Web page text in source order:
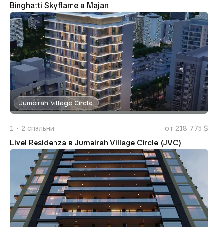
Binghatti Skyflame в Majan
Jumeirah Village Circle
1 2 спальни от 218 775 $
Livel Residenza в Jumeirah Village Circle (JVC)